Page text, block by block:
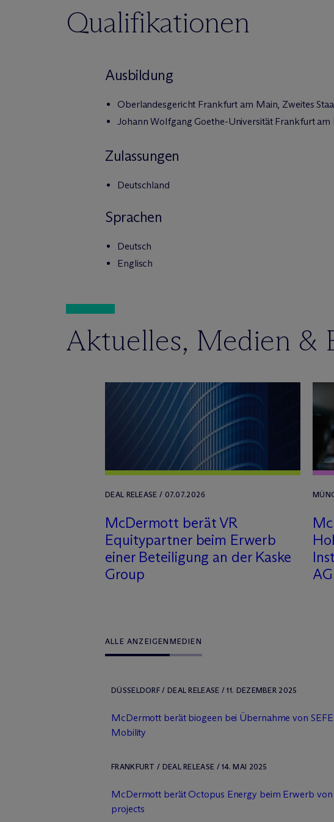
Qualifikationen
Ausbildung
Oberlandesgericht Frankfurt am Main, Zweites
Johann Wolfgang Goethe-Universität Frankfurt am
Zulassungen
Deutschland
Sprachen
Deutsch
Englisch
Aktuelles, Medien &
DEAL RELEASE / 07.07.2026
McDermott berät VR
Equitypartner beim Erwerb
einer Beteiligung an der Kaske
Group
Mc
AG
ALLE ANZEIGEN MEDIEN
DÜSSELDORF / DEAL RELEASE / 11. DEZEMBER 2025
McDermott berät biogeen bei Übernahme von SEFE
Mobility
FRANKFURT / DEAL RELEASE / 14. MAI 2025
McDermott berät Octopus Energy beim Erwerb
projects